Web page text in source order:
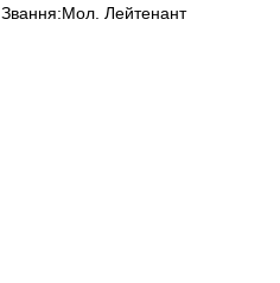
Звання:Мол. Лейтенант